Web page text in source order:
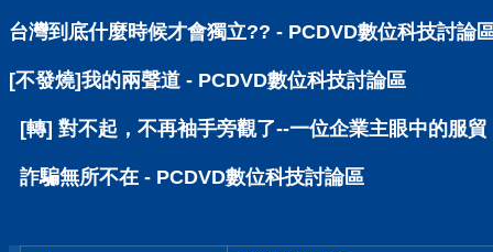
台灣到底什麼時候才會獨立?? - PCDVD數位科技討論
[不發燒]我的兩聲道 - PCDVD數位科技討論區
[轉] 對不起，不再袖手旁觀了--一位企業主眼中的服
詐騙無所不在 - PCDVD數位科技討論區